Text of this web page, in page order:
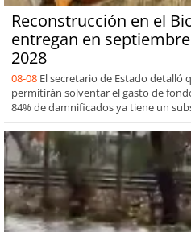
Reconstrucción en el
entregan en
2028
08-08 El secretario de Estado detalló
permitirán solventar el gasto de
84% de damnificados ya tiene un